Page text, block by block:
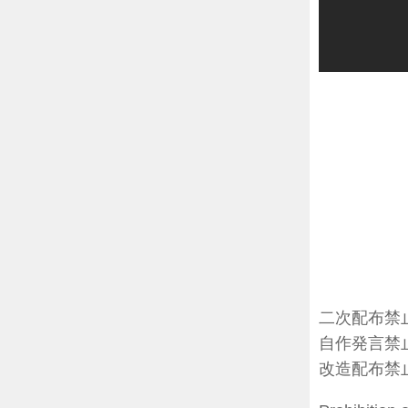
二次配布禁
自作発言禁
改造配布禁